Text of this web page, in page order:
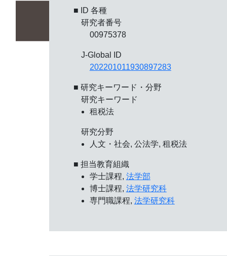
■ ID 各種
研究者番号
00975378
J-Global ID
202201011930897283
■ 研究キーワード・分野
研究キーワード
租税法
研究分野
人文・社会, 公法学, 租税法
■ 担当教育組織
学士課程, 法学部
博士課程, 法学研究科
専門職課程, 法学研究科